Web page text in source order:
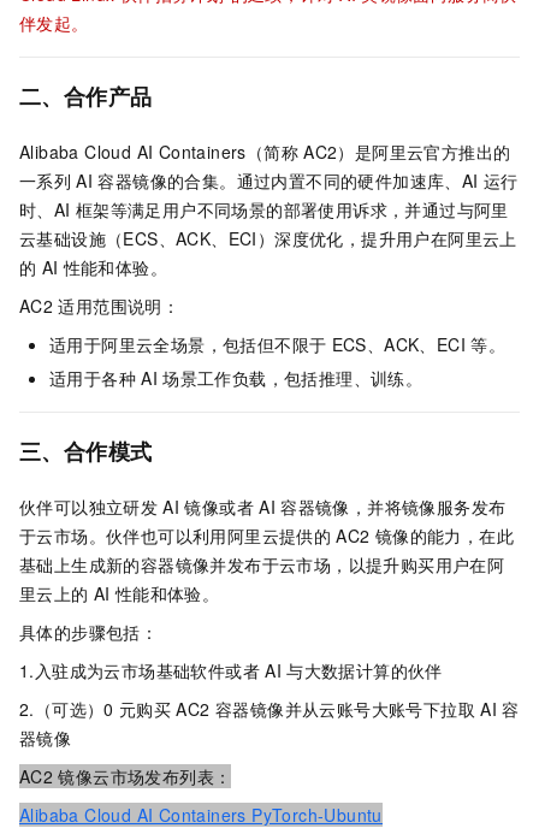
伴发起。
二、合作产品
Alibaba Cloud AI Containers（简称 AC2）是阿里云官方推出的
一系列 AI 容器镜像的合集。通过内置不同的硬件加速库、AI 运行
时、AI 框架等满足用户不同场景的部署使用诉求，并通过与阿里
云基础设施（ECS、ACK、ECI）深度优化，提升用户在阿里云上
的 AI 性能和体验。
AC2 适用范围说明：
适用于阿里云全场景，包括但不限于 ECS、ACK、ECI 等。
适用于各种 AI 场景工作负载，包括推理、训练。
三、合作模式
伙伴可以独立研发 AI 镜像或者 AI 容器镜像，并将镜像服务发布
于云市场。伙伴也可以利用阿里云提供的 AC2 镜像的能力，在此
基础上生成新的容器镜像并发布于云市场，以提升购买用户在阿
里云上的 AI 性能和体验。
具体的步骤包括：
1.入驻成为云市场基础软件或者 AI 与大数据计算的伙伴
2.（可选）0 元购买 AC2 容器镜像并从云账号大账号下拉取 AI 容
器镜像
AC2 镜像云市场发布列表：
Alibaba Cloud AI Containers PyTorch-Ubuntu